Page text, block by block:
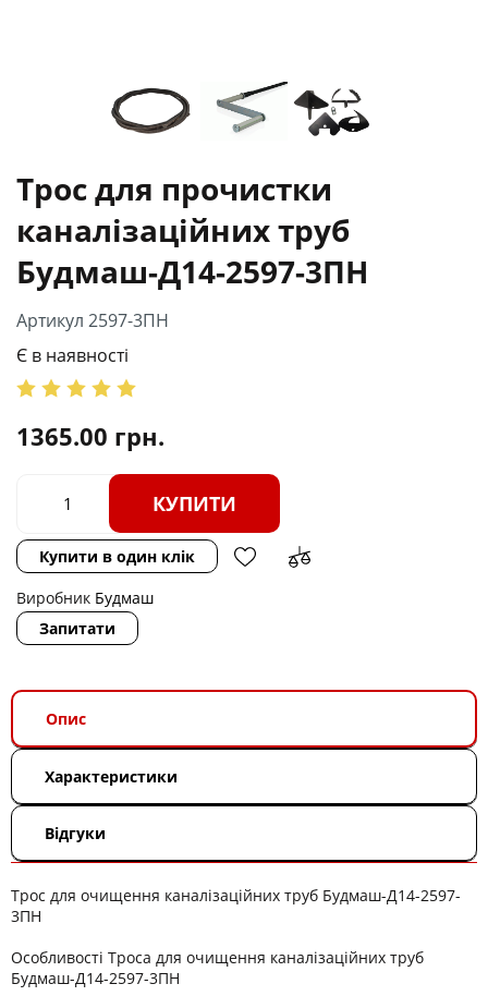
Трос для прочистки
каналізаційних труб
Будмаш-Д14-2597-3ПН
Артикул 2597-3ПН
Є в наявності
1365.00 грн.
КУПИТИ
Купити в один клік
Виробник Будмаш
Запитати
Опис
Характеристики
Відгуки
Трос для очищення каналізаційних труб Будмаш-Д14-2597-
3ПН
Особливості Троса для очищення каналізаційних труб
Будмаш-Д14-2597-3ПН